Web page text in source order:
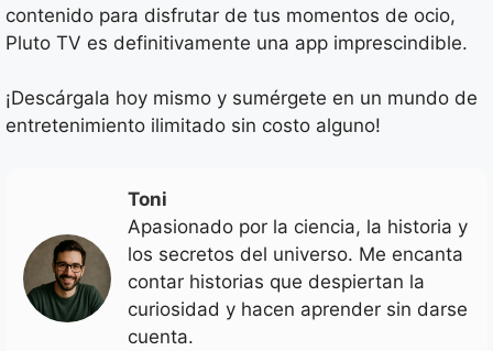
contenido para disfrutar de tus momentos de ocio,
Pluto TV es definitivamente una app imprescindible.
¡Descárgala hoy mismo y sumérgete en un mundo de
entretenimiento ilimitado sin costo alguno!
Toni
Apasionado por la ciencia, la historia y
los secretos del universo. Me encanta
contar historias que despiertan la
curiosidad y hacen aprender sin darse
cuenta.